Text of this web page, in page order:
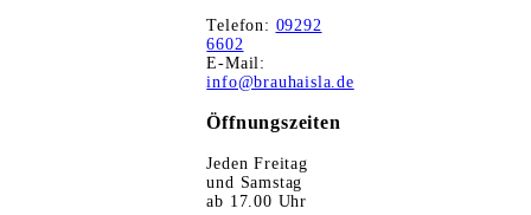
Telefon: 09292
6602
E-Mail:
info@brauhaisla.de
Öffnungszeiten
Jeden Freitag
und Samstag
ab 17.00 Uhr